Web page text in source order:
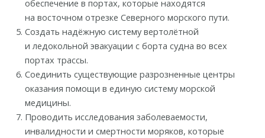
обеспечение в портах, которые находятся
на восточном отрезке Северного морского пути.
Создать надёжную систему вертолётной
и ледокольной эвакуации с борта судна во всех
портах трассы.
Соединить существующие разрозненные центры
оказания помощи в единую систему морской
медицины.
Проводить исследования заболеваемости,
инвалидности и смертности моряков, которые